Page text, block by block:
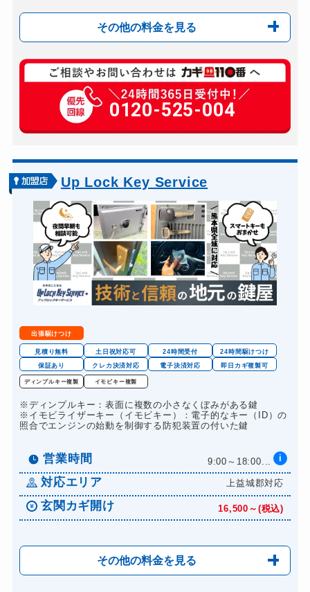
その他の料金を見る
玄関カギ複製 880円(税込)～
玄関カギ開け 8,800円～(税込)
玄関カギ修理 8,800円～(税込)
玄関カギ交換
車カギ開け 8,800円～(税込)
バイクカギ開け 8,800円～(税込)
バイクカギ作成 13,200円～(税込)
スーツケースカギ開け 3,300円～(税込)※...
スーツケースカギ作成 5,500円～(税込)※...
金庫カギ開け
金庫カギ修理 別途お見積り
金庫カギ交換
8,800円～(税込)
ドアノブカギ開け 8,800円～(税込)
ドアノブカギ交換 別途お見積り
0120-525-004
Up Lock Key Service
出張駆けつけ
見積り無料 土日祝対応可 24時間受付
24時間駆けつけ
保証あり
クレカ決済対応 電子決済対応 即日カギ複製可
ディンプルキー複製 イモビキー複製
※ディンプルキー：表面に複数の小さなくぼみがある鍵
※イモビライザーキー（イモビキー）：電子的なキー（ID）の
照合でエンジンの始動を制御する防犯装置の付いた鍵
営業時間 9:00～18:00... i
対応エリア 上益城郡対応
玄関カギ開け 16,500～(税込)
その他の料金を見る